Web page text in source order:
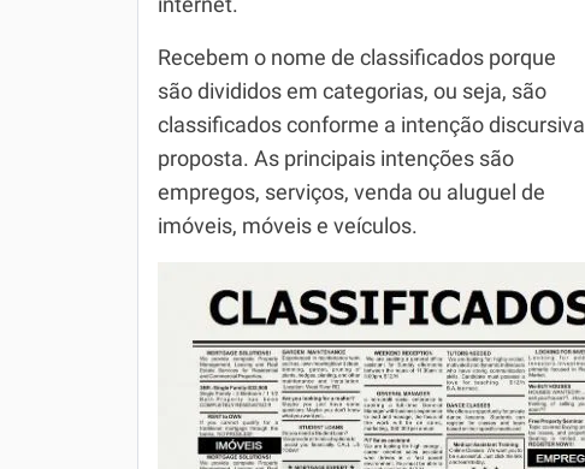
Todos os Exercícios
internet.
Recebem o nome de classificados porque
são divididos em categorias, ou seja, são
classificados conforme a intenção discursiva
proposta. As principais intenções são
empregos, serviços, venda ou aluguel de
imóveis, móveis e veículos.